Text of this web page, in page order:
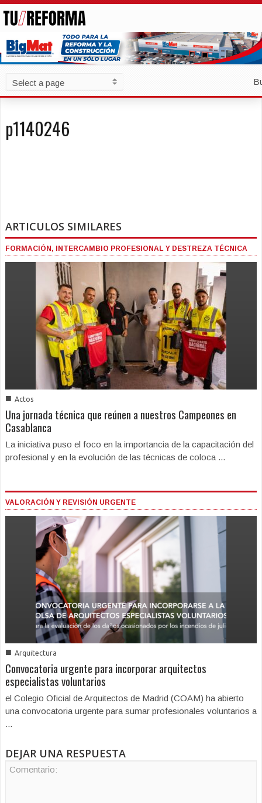
p1140246
ARTICULOS SIMILARES
FORMACIÓN, INTERCAMBIO PROFESIONAL Y DESTREZA TÉCNICA
■ Actos
Una jornada técnica que reúnen a nuestros Campeones en
Casablanca
La iniciativa puso el foco en la importancia de la capacitación del
profesional y en la evolución de las técnicas de coloca ...
VALORACIÓN Y REVISIÓN URGENTE
■ Arquitectura
Convocatoria urgente para incorporar arquitectos
especialistas voluntarios
el Colegio Oficial de Arquitectos de Madrid (COAM) ha abierto
una convocatoria urgente para sumar profesionales voluntarios a
...
DEJAR UNA RESPUESTA